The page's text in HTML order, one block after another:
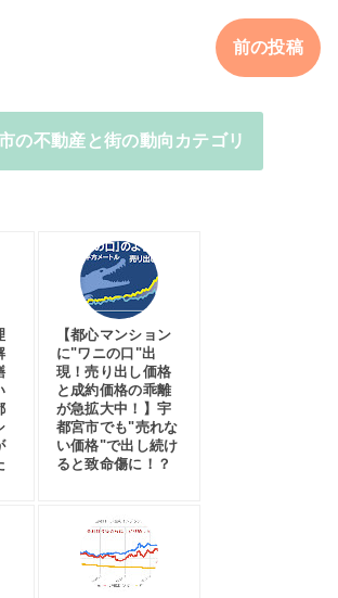
前の投稿
の不動産と街の動向カテゴリ
【都心マンション
に"ワニの口"出
現！売り出し価格
と成約価格の乖離
が急拡大中！】宇
都宮市でも"売れな
い価格"で出し続け
ると致命傷に！？